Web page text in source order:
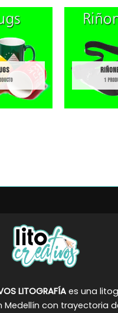
1
LITOGRAFÍAes una
Medellín con trayectoria